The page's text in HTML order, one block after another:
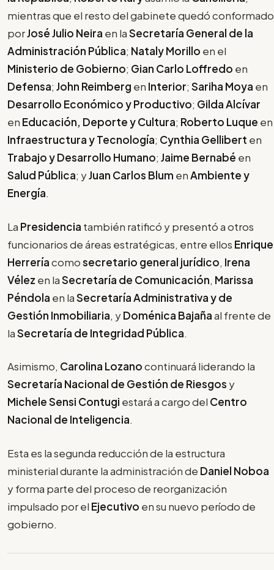
mientras que el resto del gabinete quedó conformado
porJosé Julio Neira en laSecretaría General de la
Administración Pública; Nataly Morillo en el
Ministerio de Gobierno; Gian Carlo Loffredo en
Defensa; John Reimberg en Interior; Sariha Moya en
Desarrollo Económico y Productivo; Gilda Alcívar
en Educación, Deporte y Cultura; Roberto Luque en
Infraestructura y Tecnología; Cynthia Gellibert en
Trabajo y Desarrollo Humano; Jaime Bernabé en
Salud Pública; yJuan Carlos Blum enAmbiente y
Energía.
La Presidencia también ratificó y presentó a otros
funcionarios de áreas estratégicas, entre ellos Enrique
Herreríacomosecretario general jurídico, Irena
Vélez en laSecretaría de Comunicación, Marissa
Péndola en laSecretaría Administrativa y de
Gestión Inmobiliaria, yDoménica Bajañaal frente de
laSecretaría de Integridad Pública.
Asimismo, Carolina Lozanocontinuará liderando la
Secretaría Nacional de Gestión de Riesgos y
Michele Sensi Contugi estará a cargo del Centro
Nacional de Inteligencia.
Esta es la segunda reducción de la estructura
ministerial durante la administración de Daniel Noboa
y forma parte del proceso de reorganización
impulsado por el Ejecutivo en su nuevo período de
gobierno.